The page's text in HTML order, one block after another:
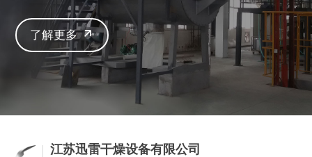
了解更多
江苏迅雷干燥设备有限公司